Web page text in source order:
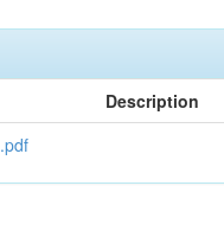
Description
التحالفات الاستراتيجية كمدخل لتحسين اداء المؤسسة الصناعية دراسة حالة مجموعة من البنوك ومؤسسات التامين.pdf